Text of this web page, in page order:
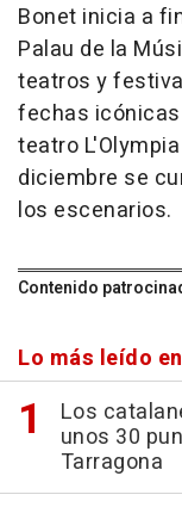
Bonet inicia a
Palau de la
teatros y
fechas
teatro
diciembre se
los escenarios.
Contenido
Lo más leído
Los
unos 30
Tarragona